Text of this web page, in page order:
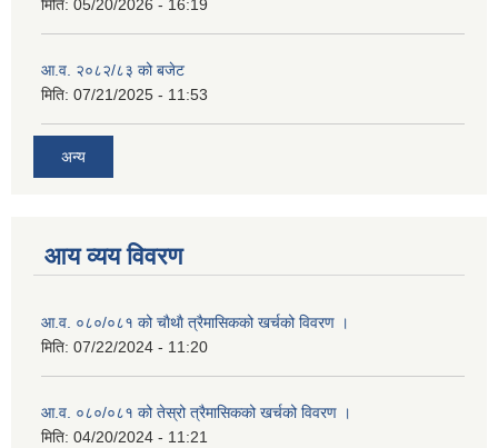
मिति: 05/20/2026 - 16:19
आ.व. २०८२/८३ को बजेट
मिति: 07/21/2025 - 11:53
अन्य
आय व्यय विवरण
आ.व. ०८०/०८१ को चाैथाै त्रैमासिकको खर्चको विवरण ।
मिति: 07/22/2024 - 11:20
आ.व. ०८०/०८१ को तेस्रो त्रैमासिकको खर्चको विवरण ।
मिति: 04/20/2024 - 11:21